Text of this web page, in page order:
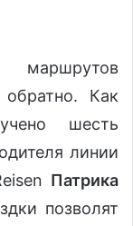
обратно. Как
шесть
линии
Патрика
позволят